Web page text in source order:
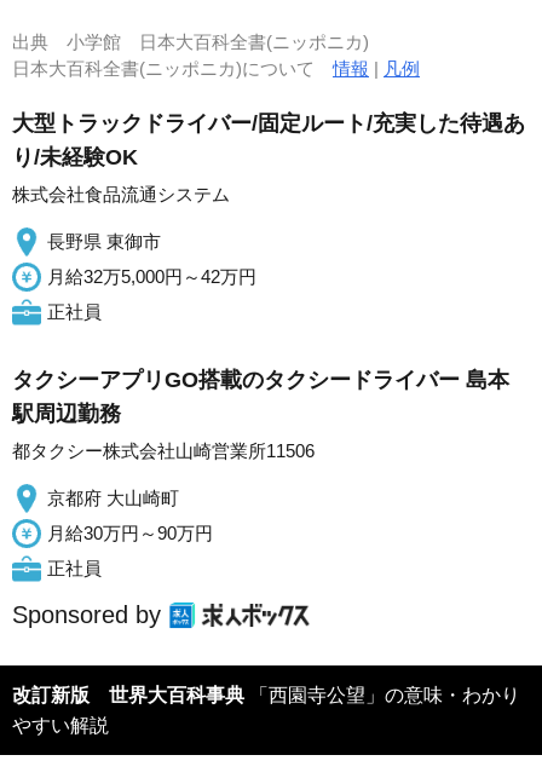
出典 小学館 日本大百科全書(ニッポニカ)
日本大百科全書(ニッポニカ)について情報 | 凡例
大型トラックドライバー/固定ルート/充実した待遇あ
り/未経験OK
株式会社食品流通システム
長野県 東御市
月給32万5,000円～42万円
正社員
タクシーアプリGO搭載のタクシードライバー 島本
駅周辺勤務
都タクシー株式会社山崎営業所11506
京都府 大山崎町
月給30万円～90万円
正社員
Sponsored by
改訂新版 世界大百科事典 「西園寺公望」の意味・わかり
やすい解説